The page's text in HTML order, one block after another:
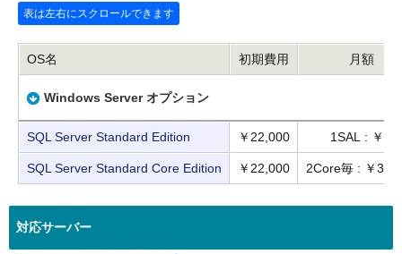
OS名 初期費用 月額
Windows Server オプション
SQL Server Standard Edition ￥22,000 1SAL : ￥
SQL Server Standard Core Edition ￥22,000 2Core毎 : ￥
対応サーバー